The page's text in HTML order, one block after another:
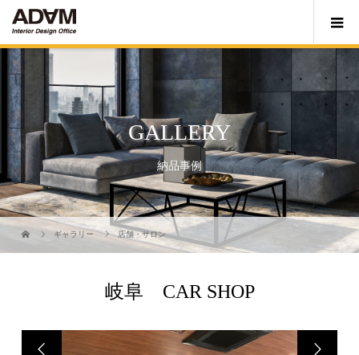
GALLERY
納品事例
ギャラリー 店舗・サロン
岐阜 CAR SHOP